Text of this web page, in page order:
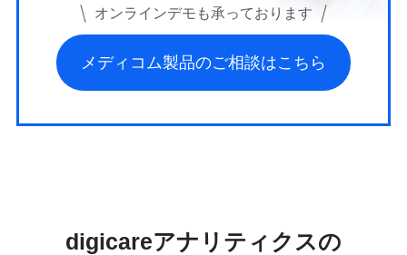
オンラインデモも承っております
メディコム製品のご相談はこちら
digicareアナリティクスの